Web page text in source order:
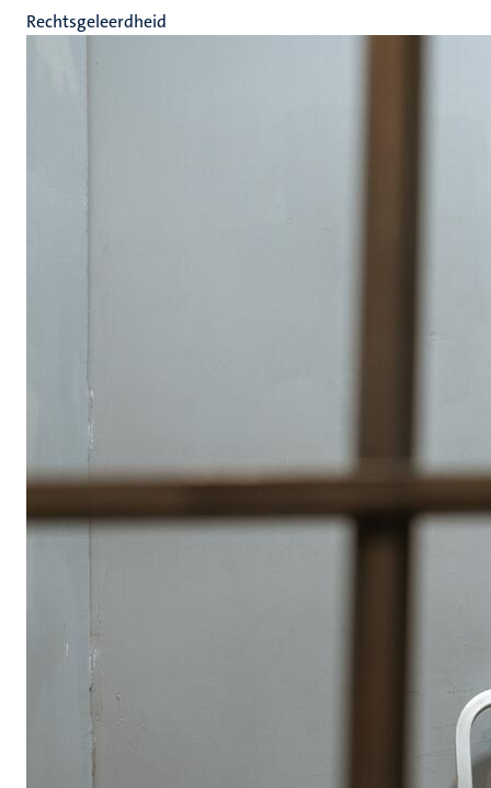
Rechtsgeleerdheid